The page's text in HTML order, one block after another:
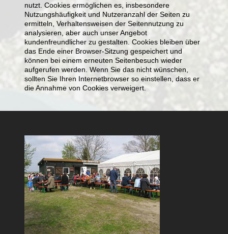
nutzt. Cookies ermöglichen es, insbesondere
Nutzungshäufigkeit und Nutzeranzahl der Seiten zu
ermitteln, Verhaltensweisen der Seitennutzung zu
analysieren, aber auch unser Angebot
kundenfreundlicher zu gestalten. Cookies bleiben über
das Ende einer Browser-Sitzung gespeichert und
können bei einem erneuten Seitenbesuch wieder
aufgerufen werden. Wenn Sie das nicht wünschen,
sollten Sie Ihren Internetbrowser so einstellen, dass er
die Annahme von Cookies verweigert.